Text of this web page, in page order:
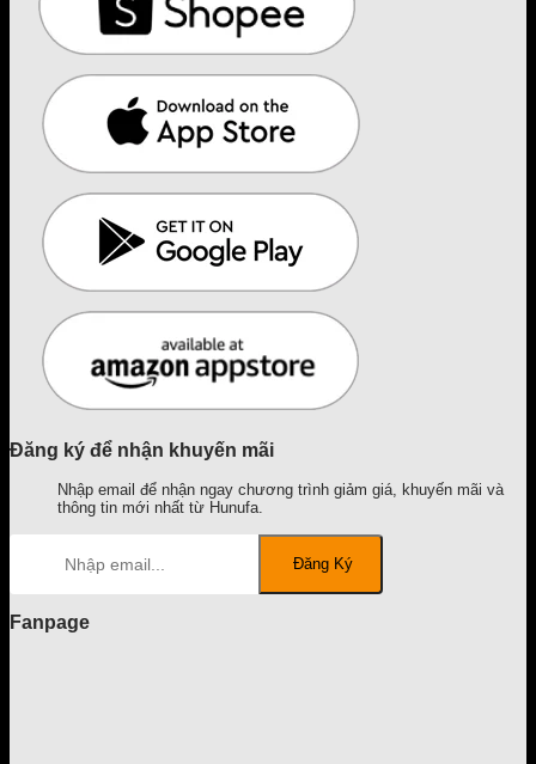
Đăng ký để nhận khuyến mãi
Nhập email để nhận ngay chương trình giảm giá, khuyến mãi và
thông tin mới nhất từ Hunufa.
Fanpage